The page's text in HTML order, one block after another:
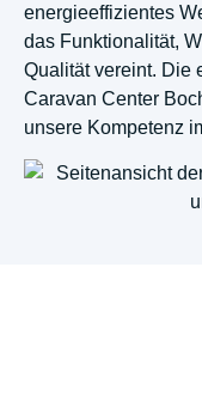
energieeffizientes
das Funktionalität,
Qualität vereint. Die
Caravan Center
unsere Kompetenz